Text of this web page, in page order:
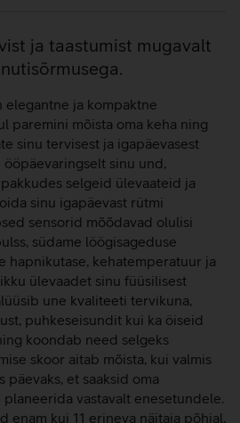
ja taastumist mugavalt
elegantne ja kompaktne
paremini mõista oma keha ning
sinu tervisest ja igapäevasest
ööpäevaringselt sinu und,
selgeid ülevaateid ja
sinu igapäevast rütmi
sensorid mõõdavad olulisi
südame löögisageduse
hapnikutase, kehatemperatuur ja
ülevaadet sinu füüsilisest
une kvaliteeti tervikuna,
puhkeseisundit kui ka öiseid
koondab need selgeks
skoor aitab mõista, kui valmis
päevaks, et saaksid oma
vastavalt enesetundele.
enam kui 11 erineva näitaja põhjal,